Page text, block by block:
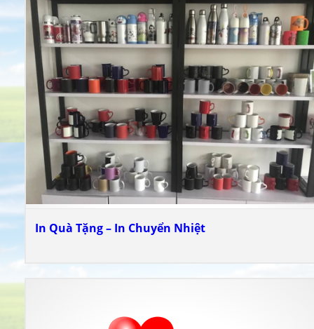
In Quà Tặng – In Chuyển Nhiệt